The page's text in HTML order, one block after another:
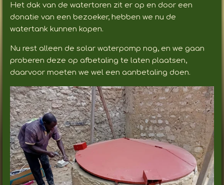
Het dak van de watertoren zit er op en door een
donatie van een bezoeker, hebben we nu de
watertank kunnen kopen.
Nu rest alleen de solar waterpomp nog, en we gaan
proberen deze op afbetaling te laten plaatsen,
daarvoor moeten we wel een aanbetaling doen.